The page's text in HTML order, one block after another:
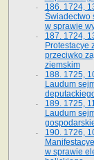
186. 1724,
Świadectwo
w sprawie
187. 1724,
Protestacye
przeciwko
ziemskim
188. 1725,
Laudum
189. 1725,
Laudum
190. 1726,
w sprawie